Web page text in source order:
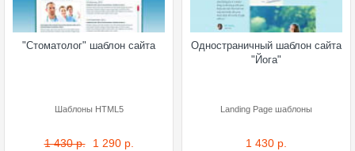
"Стоматолог" шаблон сайта
Шаблоны HTML5
1 430 р. 1 290 р.
Одностраничный шаблон сайта
"Йога"
Landing Page шаблоны
1 430 р.